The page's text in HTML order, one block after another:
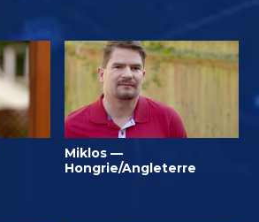
Miklos —
Hongrie/Angleterre